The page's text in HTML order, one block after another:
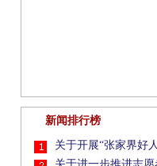
新闻排行榜
关于开展“张家界好